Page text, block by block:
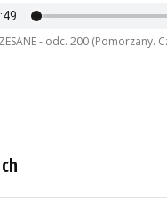
- odc. 200 (Pomorzany.